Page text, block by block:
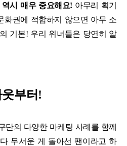
시 매우 중요해요! 아무리 획기
화권에 적합하지 않으면 아무 소
기본! 우리 위너들은 당연히 알
웃부터!
단의 다양한 마케팅 사례를 함께
무서운 게 돌아선 팬이라고 하